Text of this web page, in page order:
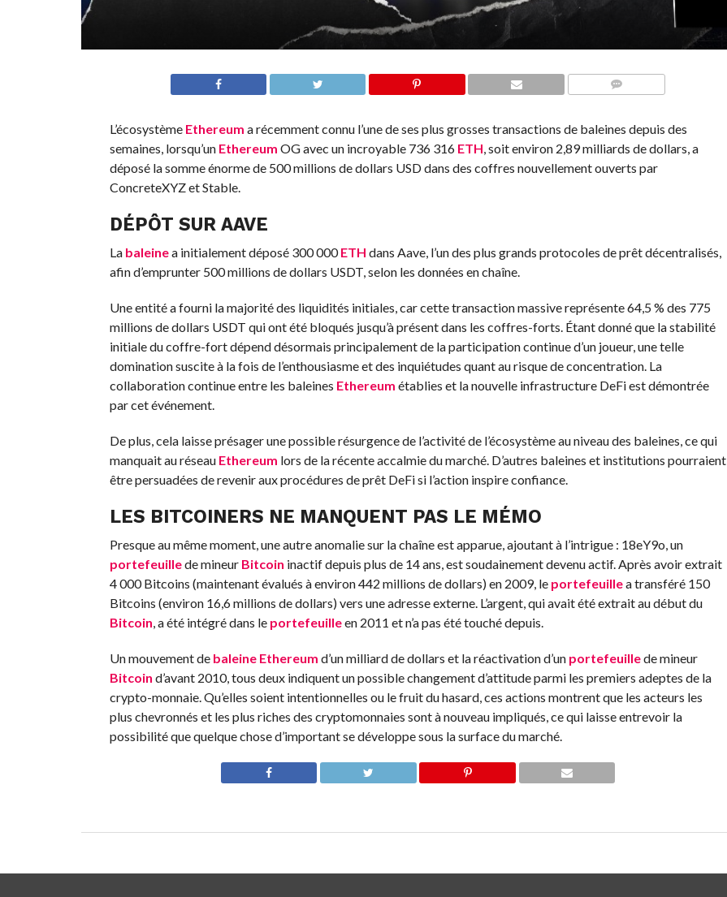
L’écosystème Ethereum a récemment connu l’une de ses plus grosses transactions de baleines depuis des
semaines, lorsqu’un Ethereum OG avec un incroyable 736 316 ETH, soit environ 2,89 milliards de dollars, a
déposé la somme énorme de 500 millions de dollars USD dans des coffres nouvellement ouverts par
ConcreteXYZ et Stable.
DÉPÔT SUR AAVE
La baleinea initialement déposé 300 000ETH dans Aave, l’un des plus grands protocoles de prêt décentralisés,
afin d’emprunter 500 millions de dollars USDT, selon les données en chaîne.
Une entité a fourni la majorité des liquidités initiales, car cette transaction massive représente 64,5 % des 775
millions de dollars USDT qui ont été bloqués jusqu’à présent dans les coffres-forts. Étant donné que la stabilité
initiale du coffre-fort dépend désormais principalement de la participation continue d’un joueur, une telle
domination suscite à la fois de l’enthousiasme et des inquiétudes quant au risque de concentration. La
collaboration continue entre les baleines Ethereum établies et la nouvelle infrastructure DeFi est démontrée
par cet événement.
De plus, cela laisse présager une possible résurgence de l’activité de l’écosystème au niveau des baleines, ce qui
manquait au réseau Ethereum lors de la récente accalmie du marché. D’autres baleines et institutions pourraient
être persuadées de revenir aux procédures de prêt DeFi si l’action inspire confiance.
LES BITCOINERS NE MANQUENT PAS LE MÉMO
Presque au même moment, une autre anomalie sur la chaîne est apparue, ajoutant à l’intrigue : 18eY9o, un
portefeuillede mineur Bitcoin inactif depuis plus de 14 ans, est soudainement devenu actif. Après avoir extrait
4 000 Bitcoins (maintenant évalués à environ 442 millions de dollars) en 2009, le portefeuillea transféré 150
Bitcoins (environ 16,6 millions de dollars) vers une adresse externe. L’argent, qui avait été extrait au début du
Bitcoin, a été intégré dans le portefeuilleen 2011 et n’a pas été touché depuis.
Un mouvement de baleine Ethereum d’un milliard de dollars et la réactivation d’un portefeuillede mineur
Bitcoin d’avant 2010, tous deux indiquent un possible changement d’attitude parmi les premiers adeptes de la
crypto-monnaie. Qu’elles soient intentionnelles ou le fruit du hasard, ces actions montrent que les acteurs les
plus chevronnés et les plus riches des cryptomonnaies sont à nouveau impliqués, ce qui laisse entrevoir la
possibilité que quelque chose d’important se développe sous la surface du marché.